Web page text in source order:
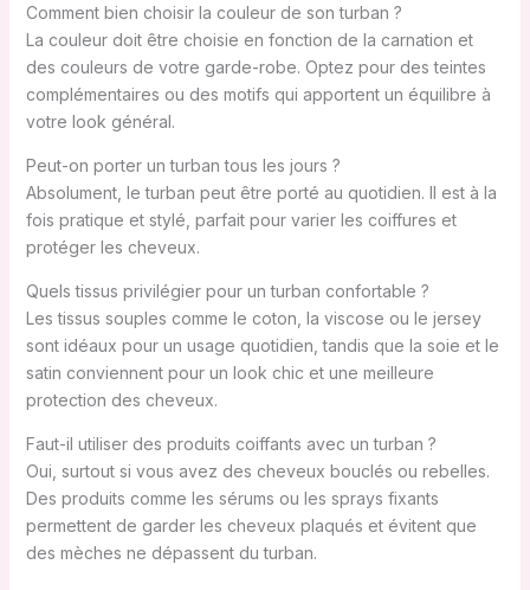
Comment bien choisir la couleur de son turban ?
La couleur doit être choisie en fonction de la carnation et
des couleurs de votre garde-robe. Optez pour des teintes
complémentaires ou des motifs qui apportent un équilibre à
votre look général.
Peut-on porter un turban tous les jours ?
Absolument, le turban peut être porté au quotidien. Il est à la
fois pratique et stylé, parfait pour varier les coiffures et
protéger les cheveux.
Quels tissus privilégier pour un turban confortable ?
Les tissus souples comme le coton, la viscose ou le jersey
sont idéaux pour un usage quotidien, tandis que la soie et le
satin conviennent pour un look chic et une meilleure
protection des cheveux.
Faut-il utiliser des produits coiffants avec un turban ?
Oui, surtout si vous avez des cheveux bouclés ou rebelles.
Des produits comme les sérums ou les sprays fixants
permettent de garder les cheveux plaqués et évitent que
des mèches ne dépassent du turban.